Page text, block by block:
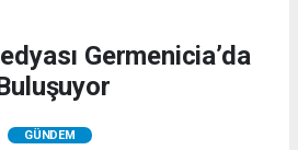
Germenicia’da
GÜNDEM